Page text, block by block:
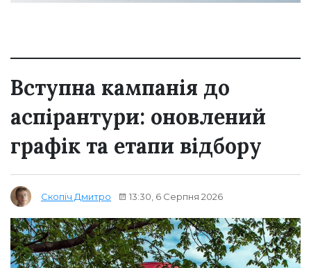
Вступна кампанія до
аспірантури: оновлений
графік та етапи відбору
Скопіч Дмитро 13:30, 6 Серпня 2026